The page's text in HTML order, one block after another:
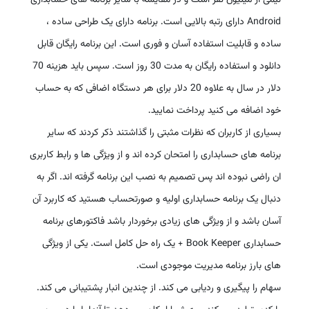
Android دارای رتبه بالایی است. برنامه دارای یک طراحی ساده ،
ساده و قابلیت استفاده آسان و فوری است. این برنامه رایگان قابل
دانلود و استفاده رایگان به مدت 30 روز است. سپس باید هزینه 70
دلار در سال به علاوه 20 دلار برای هر دستگاه اضافی که به حساب
خود اضافه می کنید پرداخت نمایید.
بسیاری از کاربران که نظرات مثبتی را گذاشتند ذکر کردند که سایر
برنامه های حسابداری را امتحان کرده اند و از ویژگی ها و رابط کاربری
ان راضی نبوده اند پس تصمیم به نصب این برنامه گرفته اند. اگر به
دنبال یک برنامه حسابداری اولیه و صورتحساب هستید که کاربرد آن
آسان باشد و از ویژگی های زیادی برخوردار باشد فاکتورهای برنامه
حسابداری Book Keeper + یک راه حل کامل است. یکی از ویژگی
های بارز برنامه مدیریت موجودی است.
سهام را پیگیری و ردیابی می کند. از چندین انبار پشتیبانی می کند.